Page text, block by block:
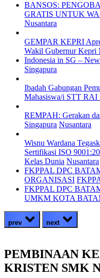
BANSOS:
GRATIS UNTUK
Nusantara
GEMPAR KEPRI
Wakil Gubernur Kepri
Indonesia in SG –
Singapura
Ibadah Gabungan
Mahasiswa/i STT RAI
REMPAH: Gerakan
Singapura Nusantara
Wisnu Wardana
Sertifikasi ISO
Kelas Dunia Nusantara
FKPPAL DPC
ORGANISASI
FKPPAL DPC
UMKM KOTA
prev next
PEMBINAAN
KRISTEN SMK